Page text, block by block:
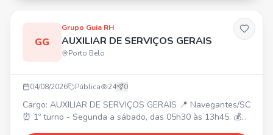
GG
Grupo Guia RH
AUXILIAR DE SERVIÇOS GERAIS
Porto Belo
04/08/2026 Pública 24 0
Cargo: AUXILIAR DE SERVIÇOS GERAIS 📍 Navegantes/SC
⏰ 1º turno - Segunda a sábado, das 05h30 às 13h45. 💰